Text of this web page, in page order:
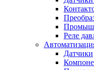
Реле
Датчики